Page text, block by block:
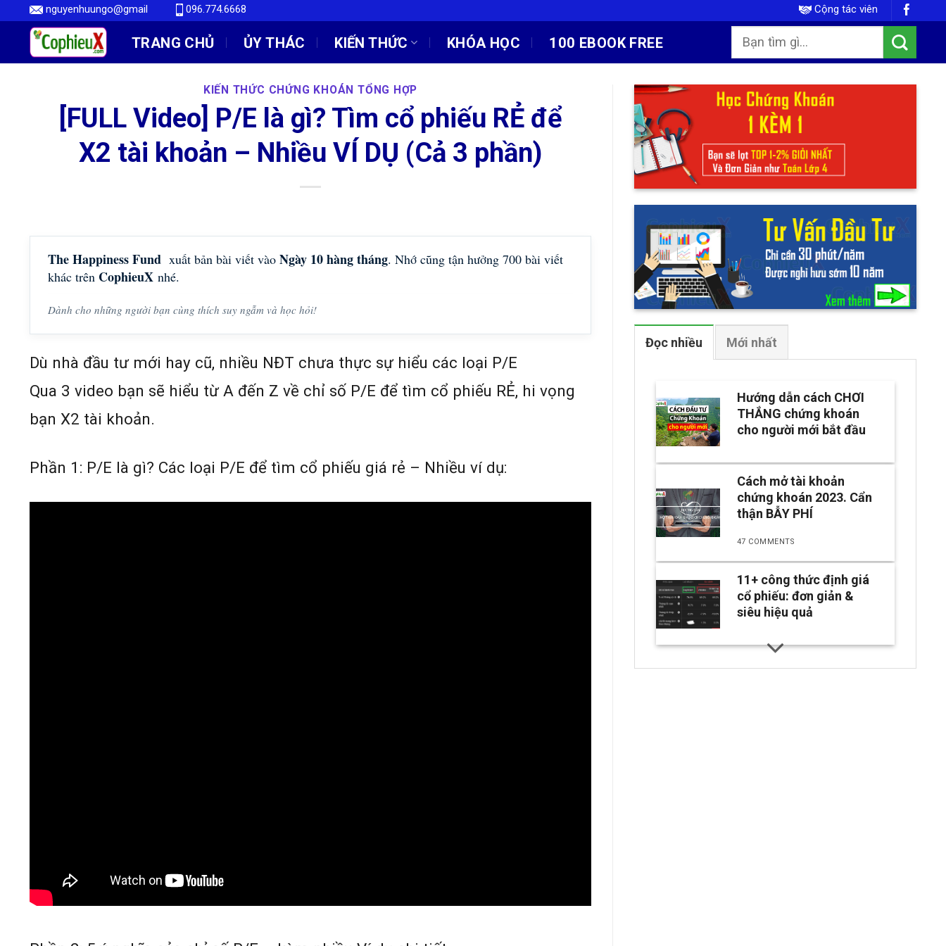
Skip
content
nguyenhuungo@gmail 096.774.6668 Cộng tác viên
TRANG CHỦ ỦY THÁC KIẾN THỨC KHÓA HỌC 100 EBOOK FREE
KIẾN THỨC CHỨNG KHOÁN TỔNG HỢP
[FULL Video] P/E là gì? Tìm cổ phiếu RẺ để
X2 tài khoản – Nhiều VÍ DỤ (Cả 3 phần)
The Happiness Fund xuất bản bài viết vào Ngày 10 hàng tháng. Nhớ cũng tận hưởng 700 bài viết
khác trên CophieuX nhé.
Dành cho những người bạn cùng thích suy ngẫm và học hỏi!
Dù nhà đầu tư mới hay cũ, nhiều NĐT chưa thực sự hiểu các loại P/E
Qua 3 video bạn sẽ hiểu từ A đến Z về chỉ số P/E để tìm cổ phiếu RẺ, hi vọng
bạn X2 tài khoản.
Phần 1: P/E là gì? Các loại P/E để tìm cổ phiếu giá rẻ – Nhiều ví dụ:
Đọc nhiều Mới nhất
Hướng dẫn cách CHƠI
THẮNG chứng khoán
cho người mới bắt đầu
Cách mở tài khoản
chứng khoán 2023. Cẩn
thận BẪY PHÍ
47 COMMENTS
11+ công thức định giá
cổ phiếu: đơn giản &
siêu hiệu quả